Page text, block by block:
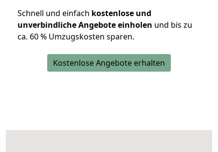
Schnell und einfach kostenlose und
unverbindliche Angebote einholen und bis zu
ca. 60 % Umzugskosten sparen.
Kostenlose Angebote erhalten